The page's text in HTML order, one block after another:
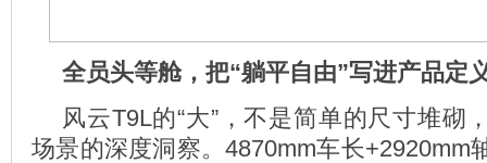
全员头等舱，把“躺平自由”写进产品定
风云T9L的“大”，不是简单的尺寸堆砌
场景的深度洞察。4870mm车长+2920mm